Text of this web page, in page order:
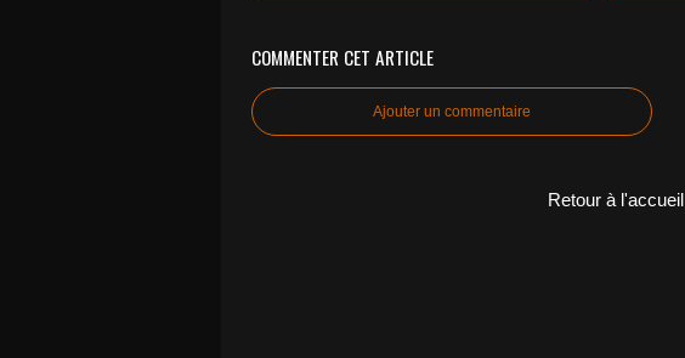
COMMENTER CET ARTICLE
Ajouter un commentaire
Retour à l'accueil